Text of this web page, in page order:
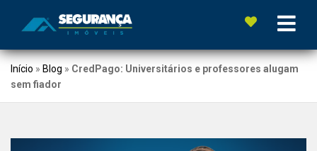
Início » Blog » CredPago: Universitários e professores alugam
sem fiador